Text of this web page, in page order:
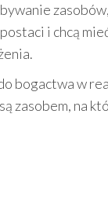
i chcą
bogactwa w
zasobem, na